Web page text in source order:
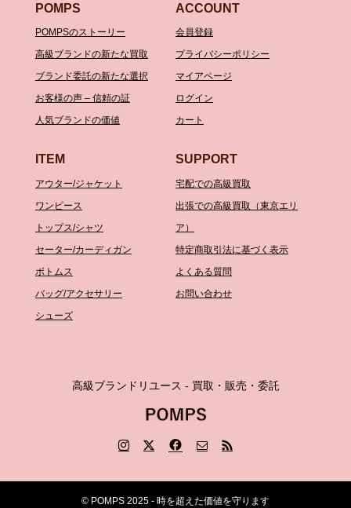
POMPS
POMPSのストーリー
高級ブランドの新たな買取
ブランド委託の新たな選択
お客様の声 – 信頼の証
人気ブランドの価値
ACCOUNT
会員登録
プライバシーポリシー
マイアページ
ログイン
カート
ITEM
アウター/ジャケット
ワンピース
トップス/シャツ
セーター/カーディガン
ボトムス
バッグ/アクセサリー
シューズ
SUPPORT
宅配での高級買取
出張での高級買取（東京エリ
ア）
特定商取引法に基づく表示
よくある質問
お問い合わせ
高級ブランドリユース - 買取・販売・委託
© POMPS 2025 - 時を超えた価値を守ります